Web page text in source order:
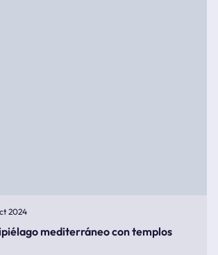
2024
mediterráneo con templos